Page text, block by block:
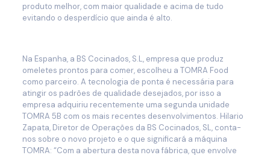
produto melhor, com maior qualidade e acima de tudo
evitando o desperdício que ainda é alto.
Na Espanha, a BS Cocinados, S.L, empresa que produz
omeletes prontos para comer, escolheu a TOMRA Food
como parceiro. A tecnologia de ponta é necessária para
atingir os padrões de qualidade desejados, por isso a
empresa adquiriu recentemente uma segunda unidade
TOMRA 5B com os mais recentes desenvolvimentos. Hilario
Zapata, Diretor de Operações da BS Cocinados, SL, conta-
nos sobre o novo projeto e o que significará a máquina
TOMRA: “Com a abertura desta nova fábrica, que envolve